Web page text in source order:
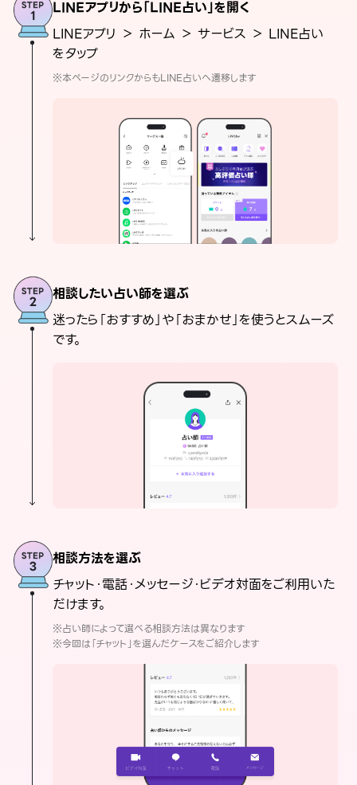
LINEアプリから「LINE占い」を開く
LINEアプリ ＞ ホーム ＞ サービス ＞ LINE占い
をタップ
※本ページのリンクからもLINE占いへ遷移します
相談したい占い師を選ぶ
迷ったら「おすすめ」や「おまかせ」を使うとスムーズ
です。
相談方法を選ぶ
チャット・電話・メッセージ・ビデオ対面をご利用いた
だけます。
※占い師によって選べる相談方法は異なります
※今回は「チャット」を選んだケースをご紹介します